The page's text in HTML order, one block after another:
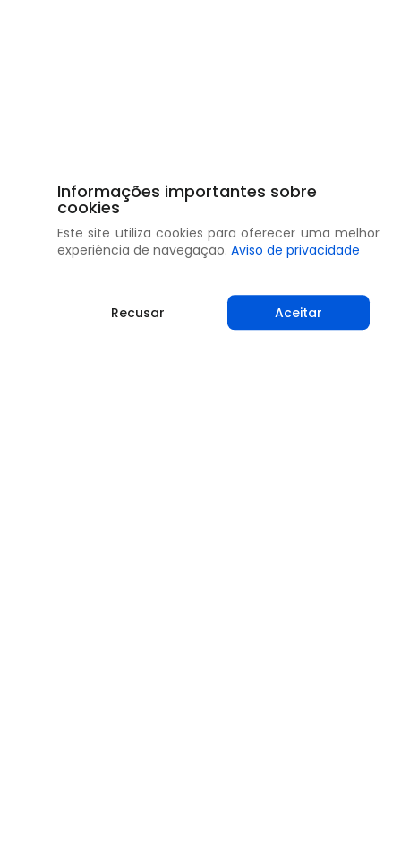
Informações importantes sobre
cookies
Este site utiliza cookies para oferecer uma melhor
experiência de navegação. Aviso de privacidade
Recusar Aceitar